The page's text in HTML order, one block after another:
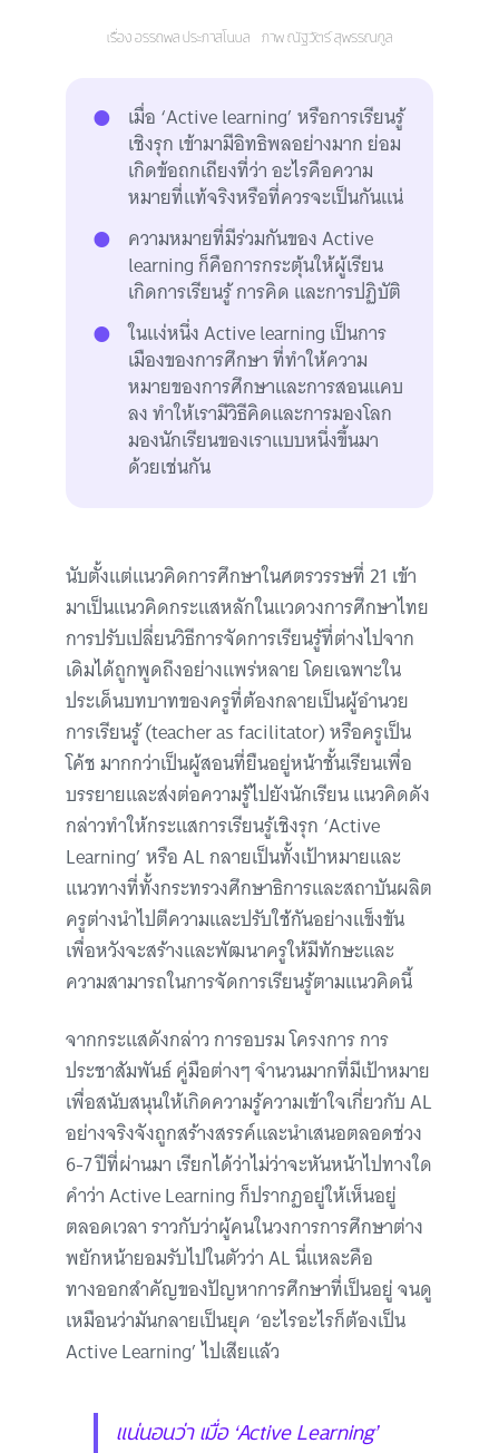
เรื่อง อรรถพล ประภาสโนบล ภาพ ณัฐวัตร์ สุพรรณกูล
เมื่อ ‘Active learning’ หรือการเรียนรู้
เชิงรุก เข้ามามีอิทธิพลอย่างมาก ย่อม
เกิดข้อถกเถียงที่ว่า อะไรคือความ
หมายที่แท้จริงหรือที่ควรจะเป็นกันแน่
ความหมายที่มีร่วมกันของ Active
learning ก็คือการกระตุ้นให้ผู้เรียน
เกิดการเรียนรู้ การคิด และการปฏิบัติ
ในแง่หนึ่ง Active learning เป็นการ
เมืองของการศึกษา ที่ทำให้ความ
หมายของการศึกษาและการสอนแคบ
ลง ทำให้เรามีวิธีคิดและการมองโลก
มองนักเรียนของเราแบบหนึ่งขึ้นมา
ด้วยเช่นกัน
นับตั้งแต่แนวคิดการศึกษาในศตรวรรษที่ 21 เข้า
มาเป็นแนวคิดกระแสหลักในแวดวงการศึกษาไทย
การปรับเปลี่ยนวิธีการจัดการเรียนรู้ที่ต่างไปจาก
เดิมได้ถูกพูดถึงอย่างแพร่หลาย โดยเฉพาะใน
ประเด็นบทบาทของครูที่ต้องกลายเป็นผู้อำนวย
การเรียนรู้ (teacher as facilitator) หรือครูเป็น
โค้ช มากกว่าเป็นผู้สอนที่ยืนอยู่หน้าชั้นเรียนเพื่อ
บรรยายและส่งต่อความรู้ไปยังนักเรียน แนวคิดดัง
กล่าวทำให้กระแสการเรียนรู้เชิงรุก ‘Active
Learning’ หรือ AL กลายเป็นทั้งเป้าหมายและ
แนวทางที่ทั้งกระทรวงศึกษาธิการและสถาบันผลิต
ครูต่างนำไปตีความและปรับใช้กันอย่างแข็งขัน
เพื่อหวังจะสร้างและพัฒนาครูให้มีทักษะและ
ความสามารถในการจัดการเรียนรู้ตามแนวคิดนี้
จากกระแสดังกล่าว การอบรม โครงการ การ
ประชาสัมพันธ์ คู่มือต่างๆ จำนวนมากที่มีเป้าหมาย
เพื่อสนับสนุนให้เกิดความรู้ความเข้าใจเกี่ยวกับ AL
อย่างจริงจังถูกสร้างสรรค์และนำเสนอตลอดช่วง
6-7 ปีที่ผ่านมา เรียกได้ว่าไม่ว่าจะหันหน้าไปทางใด
คำว่า Active Learning ก็ปรากฏอยู่ให้เห็นอยู่
ตลอดเวลา ราวกับว่าผู้คนในวงการการศึกษาต่าง
พยักหน้ายอมรับไปในตัวว่า AL นี่แหละคือ
ทางออกสำคัญของปัญหาการศึกษาที่เป็นอยู่ จนดู
เหมือนว่ามันกลายเป็นยุค ‘อะไรอะไรก็ต้องเป็น
Active Learning’ ไปเสียแล้ว
แน่นอนว่า เมื่อ ‘Active Learning’